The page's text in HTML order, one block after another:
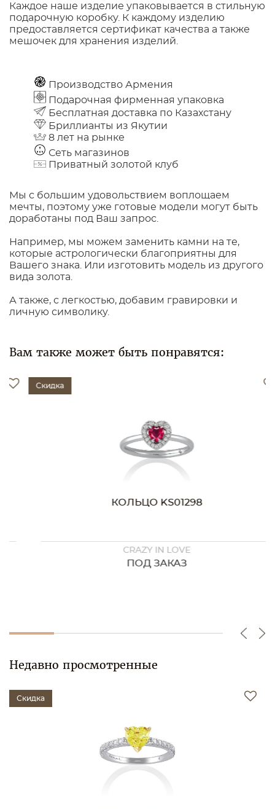
Каждое наше изделие упаковывается в стильную
подарочную коробку. К каждому изделию
предоставляется сертификат качества а также
мешочек для хранения изделий.
Производство Армения
Подарочная фирменная упаковка
Бесплатная доставка по Казахстану
Бриллианты из Якутии
8 лет на рынке
Сеть магазинов
Приватный золотой клуб
Мы с большим удовольствием воплощаем
мечты, поэтому уже готовые модели могут быть
доработаны под Ваш запрос.
Например, мы можем заменить камни на те,
которые астрологически благоприятны для
Вашего знака. Или изготовить модель из другого
вида золота.
А также, с легкостью, добавим гравировки и
личную символику.
Вам также может быть понравятся:
Скидка
КОЛЬЦО KS01298
CRAZY IN LOVE
ПОД ЗАКАЗ
Недавно просмотренные
Скидка